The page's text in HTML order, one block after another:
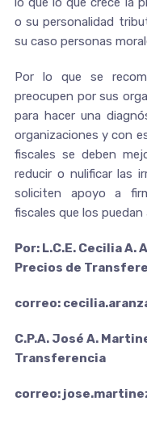
o su personalidad
su caso personas
Por lo que se
preocupen por sus
para hacer una
organizaciones y con
fiscales se deben
reducir o nulificar las
soliciten apoyo a
fiscales que los
Por: L.C.E. Cecilia
Precios de
correo:
C.P.A. José A.
Transferencia
correo: